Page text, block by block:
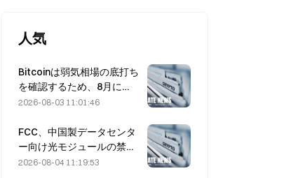
人気
Bitcoinは弱気相場の底打ち
を確認するため、8月に
$63,000を上回って引ける
言うところでは10倍の可能
性
2026-08-03 11:01:46
FCC、中国製データセンタ
ー向け光モジュールの禁止
案を策定、Xinyuanは27%
2026-08-04 11:19:53